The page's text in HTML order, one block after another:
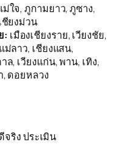
ม่ใจ, ภูกามยาว, ภูซาง,
ชียงม่วน
: เมืองเชียงราย, เวียงชัย,
ลาว, เชียงแสน,
, เวียงแก่น, พาน, เทิง,
, ดอยหลวง
ริง ประเมิน